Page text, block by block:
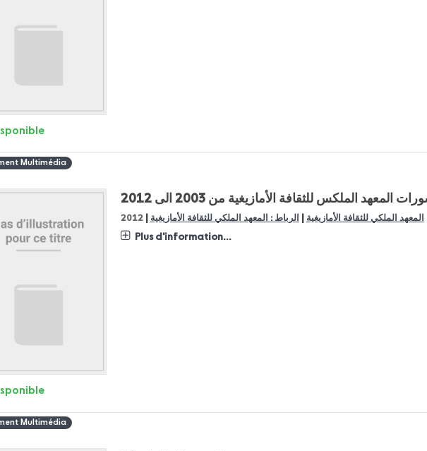
Multimédia
المعهد الملكس للثقافة الأمازيغية من 2003 الى 2012
المعهد الملكي للثقافة الأمازيغية الرباط : المعهد الملكي للثقافة الأمازيغية |
2012
Plus d'information...
Multimédia